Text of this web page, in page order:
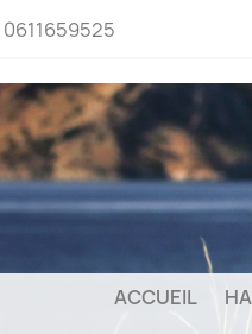
0611659525
ACCUEIL